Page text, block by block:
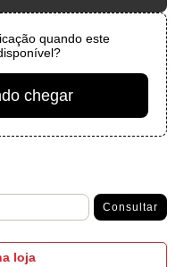
quando este
chegar
Consultar
loja